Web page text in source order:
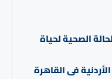
الصحية لحياة
فى القاهرة